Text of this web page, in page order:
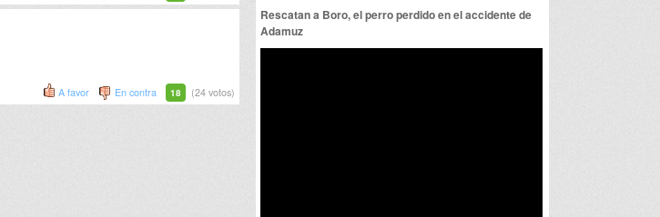
A favor En contra 18 (24 votos)
Rescatan a Boro, el perro perdido en el accidente de
Adamuz